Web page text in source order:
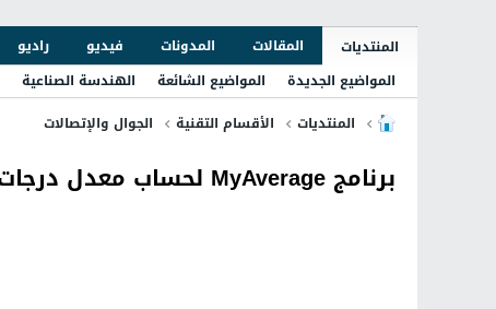
المنتديات المقالات المدونات فيديو راديو
المواضيع الجديدة
المواضيع الشائعة الهندسة الصناعية
المنتديات
الأقسام التقنية الجوال والإتصالات
برنامج MyAverage لحساب معدل درجات الأمتحان